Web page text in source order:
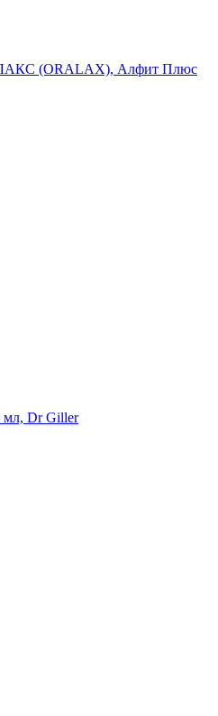
(ORALAX), Алфит Плюс
мл, Dr Giller